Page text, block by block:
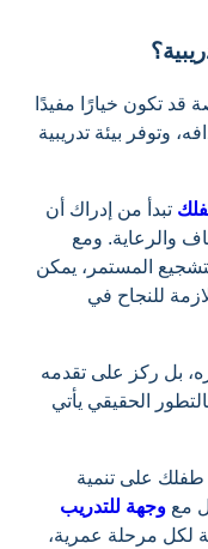
قد تكون خيارًا مفيدًا
وتوفر بيئة تدريبية
تبدأ من إدراك أن
والرعاية. ومع
المستمر، يمكن
للنجاح في
بل ركز على تقدمه
الحقيقي يأتي
طفلك على تنمية
مع وجهة للتدريب
لكل مرحلة عمرية،